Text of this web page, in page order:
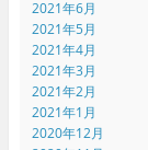
2021年6月
2021年5月
2021年4月
2021年3月
2021年2月
2021年1月
2020年12月